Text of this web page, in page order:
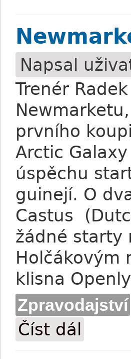
Napsal
Trenér
prvního
Arctic
úspěchu
guinejí. O
Castus
žádné starty
Holčákovým
klisna
Zpravodajství
Číst dál